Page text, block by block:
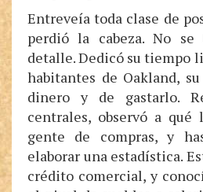
Entreveía toda clase de
perdió la cabeza. No
detalle. Dedicó su tiempo
habitantes de Oakland,
dinero y de gastarlo.
centrales, observó a qué
gente de compras, y
elaborar una estadística.
crédito comercial, y